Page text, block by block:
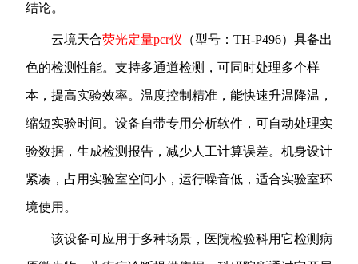
结论。
云境天合荧光定量pcr仪 （型号：TH-P496）具备出
色的检测性能。支持多通道检测，可同时处理多个样
本，提高实验效率。温度控制精准，能快速升温降温，
缩短实验时间。设备自带专用分析软件，可自动处理实
验数据，生成检测报告，减少人工计算误差。机身设计
紧凑，占用实验室空间小，运行噪音低，适合实验室环
境使用。
该设备可应用于多种场景，医院检验科用它检测病